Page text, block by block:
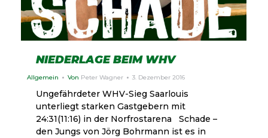
NIEDERLAGE BEIM WHV
Allgemein Von Peter Wagner 3. Dezember 2016
Ungefährdeter WHV-Sieg Saarlouis
unterliegt starken Gastgebern mit
24:31(11:16) in der Norfrostarena Schade –
den Jungs von Jörg Bohrmann ist es in